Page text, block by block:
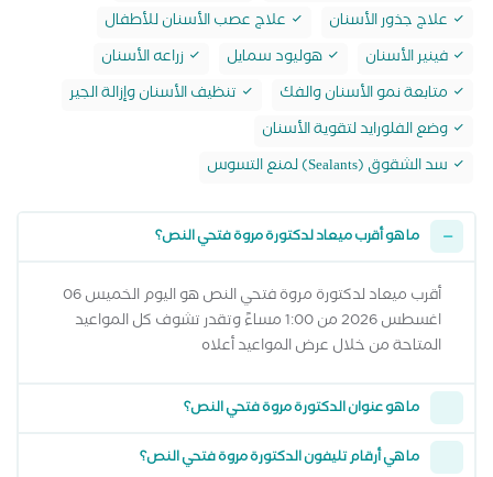
علاج جذور الأسنان
علاج عصب الأسنان للأطفال
فينير الأسنان
هوليود سمايل
زراعه الأسنان
متابعة نمو الأسنان والفك
تنظيف الأسنان وإزالة الجير
وضع الفلورايد لتقوية الأسنان
سد الشقوق (Sealants) لمنع التسوس
ما هو أقرب ميعاد لدكتورة مروة فتحي النص؟
أقرب ميعاد لدكتورة مروة فتحي النص هو اليوم الخميس 06
اغسطس 2026 من 1:00 مساءً وتقدر تشوف كل المواعيد
المتاحة من خلال عرض المواعيد أعلاه
ما هو عنوان الدكتورة مروة فتحي النص؟
ما هي أرقام تليفون الدكتورة مروة فتحي النص؟